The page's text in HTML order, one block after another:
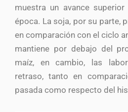
muestra un avance
época. La soja, por su parte,
en comparación con el ciclo
mantiene por debajo del
maíz, en cambio, las
retraso, tanto en
pasada como respecto del